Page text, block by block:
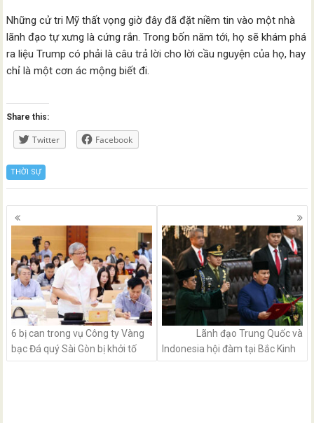
Những cử tri Mỹ thất vọng giờ đây đã đặt niềm tin vào một nhà
lãnh đạo tự xưng là cứng rắn. Trong bốn năm tới, họ sẽ khám phá
ra liệu Trump có phải là câu trả lời cho lời cầu nguyện của họ, hay
chỉ là một cơn ác mộng biết đi.
Share this:
Twitter Facebook
THỜI SỰ
Posts
navigation
6 bị can trong vụ Công ty Vàng
bạc Đá quý Sài Gòn bị khởi tố
Lãnh đạo Trung Quốc và
Indonesia hội đàm tại Bắc Kinh